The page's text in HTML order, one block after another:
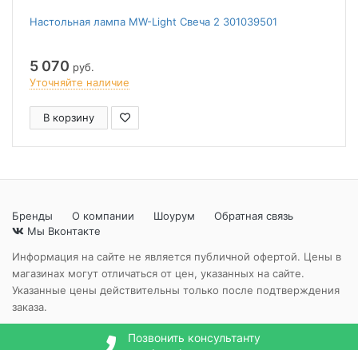
Настольная лампа MW-Light Свеча 2 301039501
5 070 руб.
Уточняйте наличие
В корзину
Бренды О компании Шоурум
Обратная связь
Мы Вконтакте
Информация на сайте не является публичной офертой. Цены в
магазинах могут отличаться от цен, указанных на сайте.
Указанные цены действительны только после подтверждения
заказа.
Позвонить консультанту